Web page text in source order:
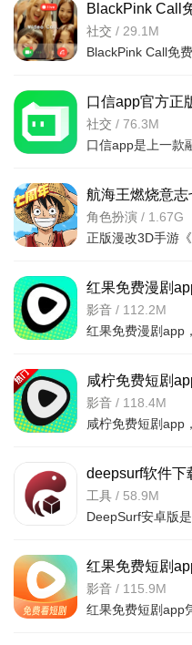
BlackPink Call
v1.00.2官方安卓
社交 / 29.1M
口信app官方正
v1.52.0安卓版
社交 / 76.3M
航海王燃烧意
v4.2.0.499684安
角色扮演 / 1.67G
红果免费漫剧
剧软件v7.1.9.32
影音 / 112.2M
咸柠免费短剧
果免费漫剧
影音 / 118.4M
deepsurf软件下
卓免费版
工具 / 58.9M
红果免费短剧
v7.1.9.32官方版
影音 / 115.9M